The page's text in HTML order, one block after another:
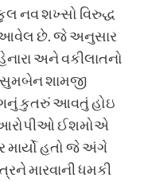
નવ શખ્સો વિરુદ્ધ
આવેલ છે. જે અનુસાર
અને વકીલાતનો
શામજી
કુતરું આવતું હોઇ
આરોપીઓ ઈશમોએ
માર્યો હતો જે અંગે
મારવાની ધમકી